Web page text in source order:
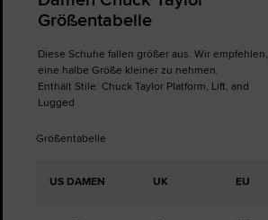
Größentabelle
Diese Schuhe fallen größer aus. Wir empfehlen,
eine halbe Größe kleiner zu nehmen.
Enthält Stile: Chuck Taylor Platform, Lift, and
Lugged
Größentabelle
US DAMEN UK EU